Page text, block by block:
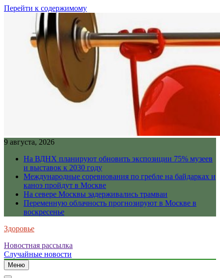
Перейти к содержимому
9 августа, 2026
На ВДНХ планируют обновить экспозиции 75% музеев
и выставок к 2030 году
Международные соревнования по гребле на байдарках и
каноэ пройдут в Москве
На севере Москвы задерживались трамваи
Переменную облачность прогнозируют в Москве в
воскресенье
Здоровье
Новостная рассылка
Случайные новости
Меню